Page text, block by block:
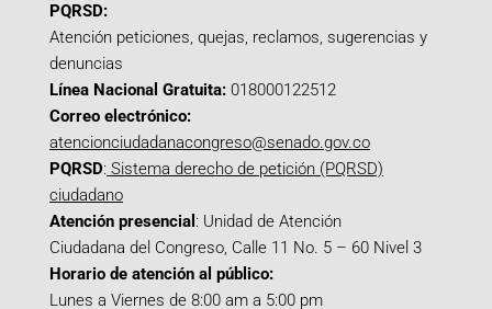
PQRSD:
Atención peticiones, quejas, reclamos, sugerencias y
denuncias
Línea Nacional Gratuita: 018000122512
Correo electrónico:
atencionciudadanacongreso@senado.gov.co
PQRSD: Sistema derecho de petición (PQRSD)
ciudadano
Atención presencial : Unidad de Atención
Ciudadana del Congreso, Calle 11 No. 5 – 60 Nivel 3
Horario de atención al público:
Lunes a Viernes de 8:00 am a 5:00 pm